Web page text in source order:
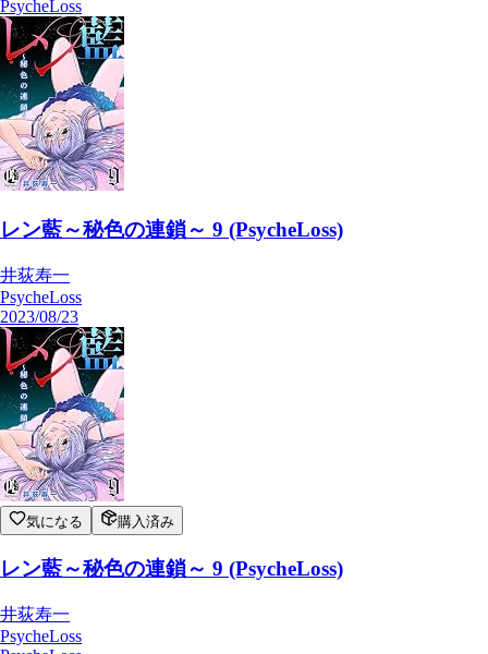
気になる 購入済み
レン藍～秘色の連鎖～ 10 (PsycheLoss)
井荻寿一
PsycheLoss
PsycheLoss
PsycheLoss
2023/08/23